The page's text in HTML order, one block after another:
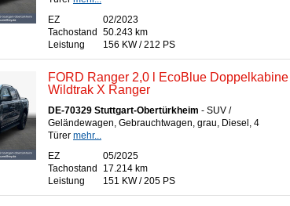
EZ
02/2023
Tachostand
50.243 km
Leistung
156 KW / 212 PS
FORD Ranger 2,0 l EcoBlue Doppelkabine
Wildtrak X Ranger
DE-70329 Stuttgart-Obertürkheim - SUV /
Geländewagen, Gebrauchtwagen, grau, Diesel, 4
Türer mehr...
EZ
05/2025
Tachostand
17.214 km
Leistung
151 KW / 205 PS